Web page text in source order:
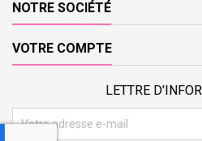
NOTRE SOCIÉTÉ
VOTRE COMPTE
LETTRE